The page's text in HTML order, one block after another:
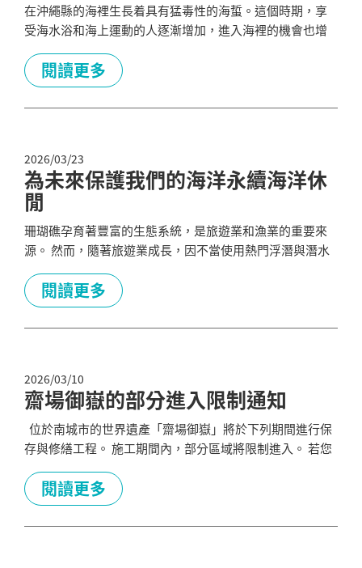
在沖繩縣的海裡生長着具有猛毒性的海蜇。這個時期，享
受海水浴和海上運動的人逐漸增加，進入海裡的機會也增
及其他海洋危險生物咬傷、刺傷的事件一共發生了 199
件，其中 81 件（約 40.7％） 是由毒海蜇引起的。 沖繩縣
在 2026 年 6 月 1 號至 9 月 30 號 期間，發布了毒海蜇發生
閱讀更多
2026/03/23
為未來保護我們的海洋永續海洋休
閒
珊瑚礁孕育著豐富的生態系統，是旅遊業和漁業的重要來
源。 然而，隨著旅遊業成長，因不當使用熱門浮潛與潛水
瑚和礁棲生物造成嚴重影響。 我們每個人都可以採取小行
動，確保未來能繼續享受海洋休閒活動。 何不從學習開
始，一同參與珊瑚礁保育？ 友善珊瑚的海洋休閒活動 1. 避
閱讀更多
2026/03/10
齋場御嶽的部分進入限制通知
位於南城市的世界遺產「齋場御嶽」將於下列期間進行保
存與修繕工程。 施工期間內，部分區域將限制進入。 若您
施工期間： 2026年7月1日–2026年11月1日（暫定） 限制區
域： 御嶽內的石板步道沿線（三叉路～寄滿之間），以及
拝所周邊（寄滿） 施工期間： 2026年11月2日–2026年...
閱讀更多